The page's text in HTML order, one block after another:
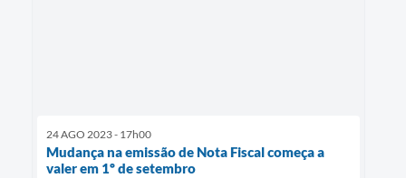
24 AGO 2023 - 17h00
Mudança na emissão de Nota Fiscal começa a
valer em 1º de setembro